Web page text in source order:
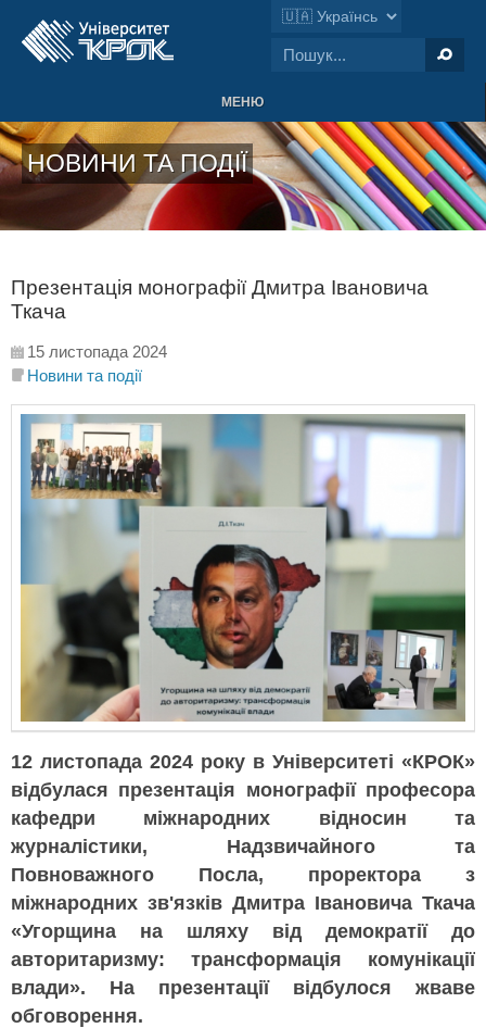
МЕНЮ
НОВИНИ ТА ПОДІЇ
Презентація монографії Дмитра Івановича
Ткача
15 листопада 2024
Новини та події
12 листопада 2024 року в Університеті «КРОК»
відбулася презентація монографії професора
кафедри міжнародних відносин та
журналістики, Надзвичайного та
Повноважного Посла, проректора з
міжнародних зв'язків Дмитра Івановича Ткача
«Угорщина на шляху від демократії до
авторитаризму: трансформація комунікації
влади». На презентації відбулося жваве
обговорення.